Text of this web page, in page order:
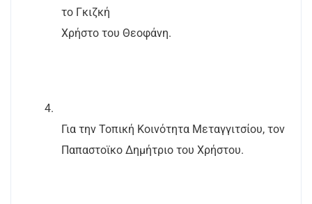
το Γκιζκή
Χρήστο του Θεοφάνη.
4.
Για την Τοπική Κοινότητα Μεταγγιτσίου, τον
Παπαστοϊκο Δημήτριο του Χρήστου.